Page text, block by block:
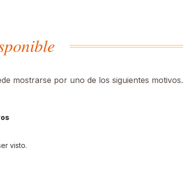
mostrarse por uno de los siguientes motivos.
visto.